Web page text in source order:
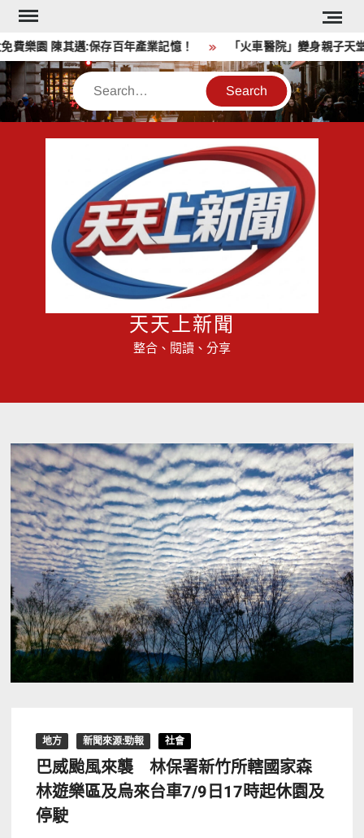
Skip
content
園 陳其邁:保存百年產業記憶！ 「火車醫院」變身親子天堂
Search
天天上新聞
整合、閱讀、分享
地方 新聞來源:勁報 社會
巴威颱風來襲 林保署新竹所轄國家森
林遊樂區及烏來台車7/9日17時起休園及
停駛